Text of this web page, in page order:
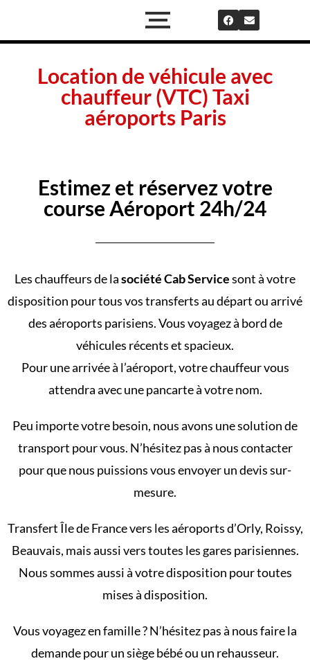
Location de véhicule avec
chauffeur (VTC) Taxi
aéroports Paris
Estimez et réservez votre
course Aéroport 24h/24
Les chauffeurs de lasociété Cab Servicesont à votre
disposition pour tous vos transferts au départ ou arrivé
des aéroports parisiens. Vous voyagez à bord de
véhicules récents et spacieux.
Pour une arrivée à l’aéroport, votre chauffeur vous
attendra avec une pancarte à votre nom.
Peu importe votre besoin, nous avons une solution de
transport pour vous. N’hésitez pas à nous contacter
pour que nous puissions vous envoyer un devis sur-
mesure.
Transfert Île de France vers les aéroports d’Orly, Roissy,
Beauvais, mais aussi vers toutes les gares parisiennes.
Nous sommes aussi à votre disposition pour toutes
mises à disposition.
Vous voyagez en famille ? N’hésitez pas à nous faire la
demande pour un siège bébé ou un rehausseur.